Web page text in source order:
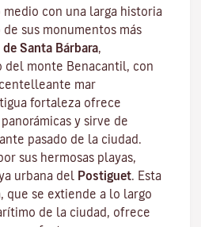
medio con una larga historia
sus monumentos más
Santa Bárbara,
del monte Benacantil, con
mar
fortaleza ofrece
y sirve de
pasado de la ciudad.
sus hermosas playas,
urbana del Postiguet. Esta
que se extiende a lo largo
de la ciudad, ofrece